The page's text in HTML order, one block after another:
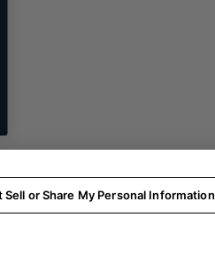
Sell or Share My Personal Information